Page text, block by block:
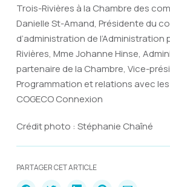
Trois-Rivières à la Chambre des
Danielle St-Amand, Présidente du
d’administration de
Rivières, Mme Johanne Hinse,
partenaire de la Chambre, Vice-
Programmation et relations avec
COGECO Connexion
Crédit photo : Stéphanie Chaîné
PARTAGER CET ARTICLE